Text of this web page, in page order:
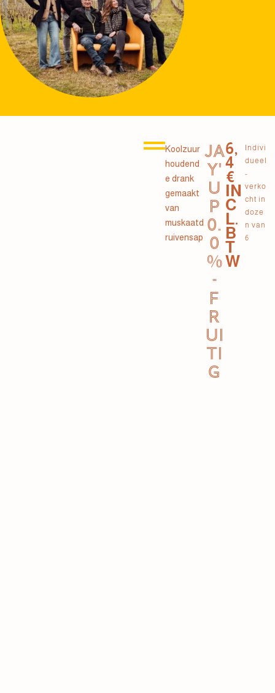
Koolzuur
houdend
e drank
gemaakt
van
muskaatd
ruivensap
JA
Y'
U
P
0.
0
%
-
F
R
UI
TI
G
6,
4
€
IN
C
L.
B
T
W
Indivi
dueel
-
verko
cht in
doze
n van
6